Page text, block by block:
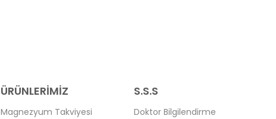
ÜRÜNLERİMİZ
Magnezyum Takviyesi
S.S.S
Doktor Bilgilendirme